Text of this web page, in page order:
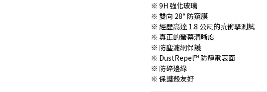
※ 9H 強化玻璃
※ 雙向 28° 防窺膜
※ 經歷高達 1.8 公尺的抗衝擊測試
※ 真正的螢幕清晰度
※ 防塵濾網保護
※ DustRepel™ 防靜電表面
※ 防碎邊緣
※ 保護殼友好